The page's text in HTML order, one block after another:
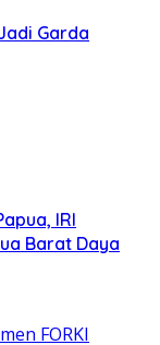
Garda
IRI
Barat Daya